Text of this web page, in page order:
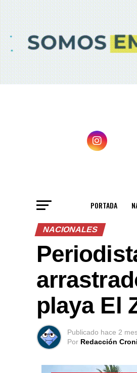
PORTADA
NACIONALES
playa El
Publicado hace 2
Por Redacción